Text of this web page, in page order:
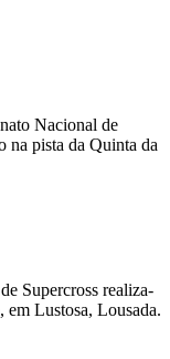
Nacional de
na pista da Quinta da
Supercross realiza-
em Lustosa, Lousada.